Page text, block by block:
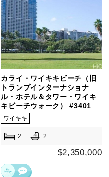
カライ・ワイキキビーチ（旧
トランプインターナショナ
ル・ホテル＆タワー・ワイキ
キビーチウォーク） #3401
ワイキキ
2 2
$2,350,000